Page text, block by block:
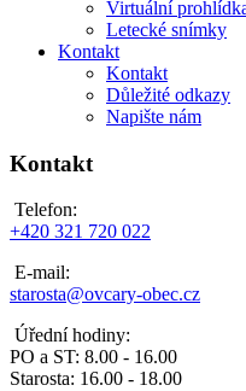
Virtuální
Letecké snímky
Kontakt
Kontakt
Důležité odkazy
Napište nám
Kontakt
Telefon:
+420 321 720 022
E-mail:
starosta@ovcary-obec.cz
Úřední hodiny:
PO a ST: 8.00 - 16.00
Starosta: 16.00 - 18.00